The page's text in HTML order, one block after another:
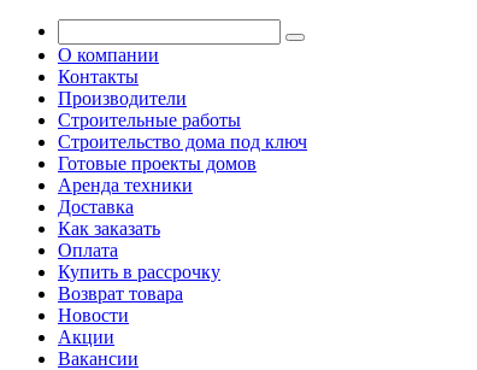
О компании
Контакты
Производители
Строительные работы
Строительство дома под ключ
Готовые проекты домов
Аренда техники
Доставка
Как заказать
Оплата
Купить в рассрочку
Возврат товара
Новости
Акции
Вакансии